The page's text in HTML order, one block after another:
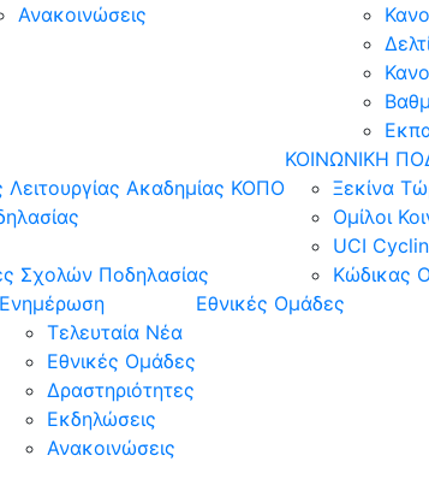
Ανακοινώσεις
Λειτουργίας Ακαδημίας ΚΟΠΟ
Σχολών Ποδηλασίας
ΚΟΙΝΩΝΙΚΗ
Ξεκίνα
Ομίλοι
UCI
Κώδικας
Ενημέρωση
Τελευταία Νέα
Εθνικές Ομάδες
Δραστηριότητες
Εκδηλώσεις
Ανακοινώσεις
Εθνικές Ομάδες